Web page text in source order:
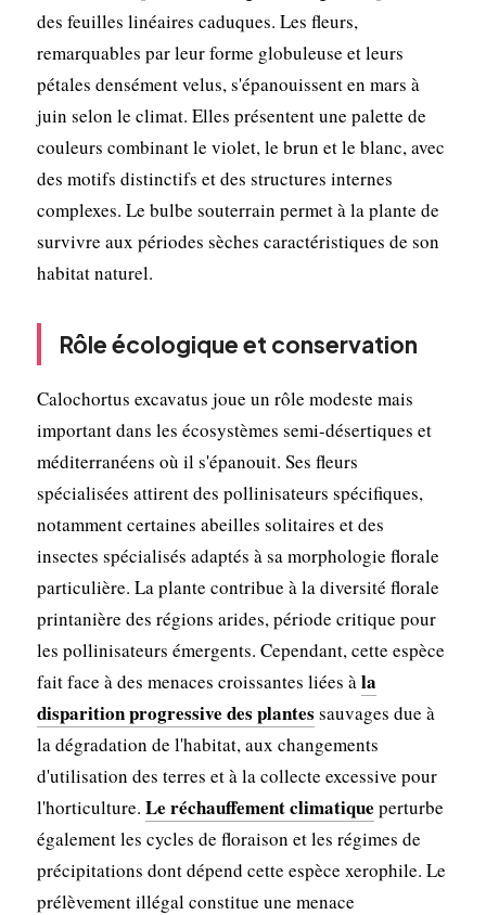
des feuilles linéaires caduques. Les fleurs,
remarquables par leur forme globuleuse et leurs
pétales densément velus, s'épanouissent en mars à
juin selon le climat. Elles présentent une palette de
couleurs combinant le violet, le brun et le blanc, avec
des motifs distinctifs et des structures internes
complexes. Le bulbe souterrain permet à la plante de
survivre aux périodes sèches caractéristiques de son
habitat naturel.
Rôle écologique et conservation
Calochortus excavatus joue un rôle modeste mais
important dans les écosystèmes semi-désertiques et
méditerranéens où il s'épanouit. Ses fleurs
spécialisées attirent des pollinisateurs spécifiques,
notamment certaines abeilles solitaires et des
insectes spécialisés adaptés à sa morphologie florale
particulière. La plante contribue à la diversité florale
printanière des régions arides, période critique pour
les pollinisateurs émergents. Cependant, cette espèce
fait face à des menaces croissantes liées àla
disparition progressive des plantes sauvages due à
la dégradation de l'habitat, aux changements
d'utilisation des terres et à la collecte excessive pour
l'horticulture. Le réchauffement climatique perturbe
également les cycles de floraison et les régimes de
précipitations dont dépend cette espèce xerophile. Le
prélèvement illégal constitue une menace